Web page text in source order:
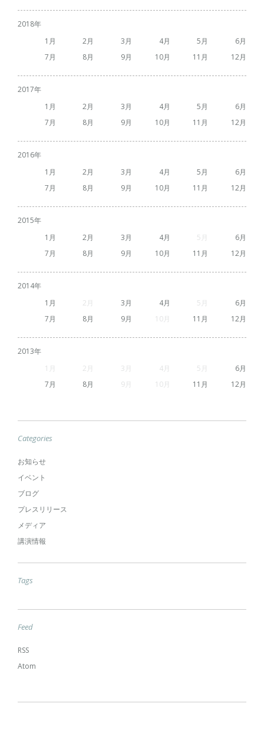
2018
1
2 3 4 5
6
7
8 9 10 11 12
2017
1
2 3 4 5
6
7
8 9 10 11 12
2016
1
2 3 4 5
6
7
8 9 10 11 12
2015
1
2 3 4 5
6
7
8 9 10 11 12
2014
1
2 3 4 5
6
7
8 9 10 11 12
2013
1
2 3 4 5
6
7
8 9 10 11 12
Categories
お知らせ
イベント
ブログ
プレスリリース
メディア
講演情報
Tags
Feed
RSS
Atom